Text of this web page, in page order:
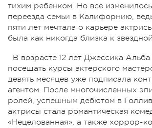
тихим ребенком. Но все
переезда семьи в Калифорнию,
пяти лет мечтала о карьере
была как никогда близка к
В возрасте 12 лет Джессика Альба
посещать курсы актерского
девять месяцев уже подписала
агентом. После многочисленных
ролей, успешным дебютом в
актрисы стала романтическая
«Нецелованная», а также хоррор-